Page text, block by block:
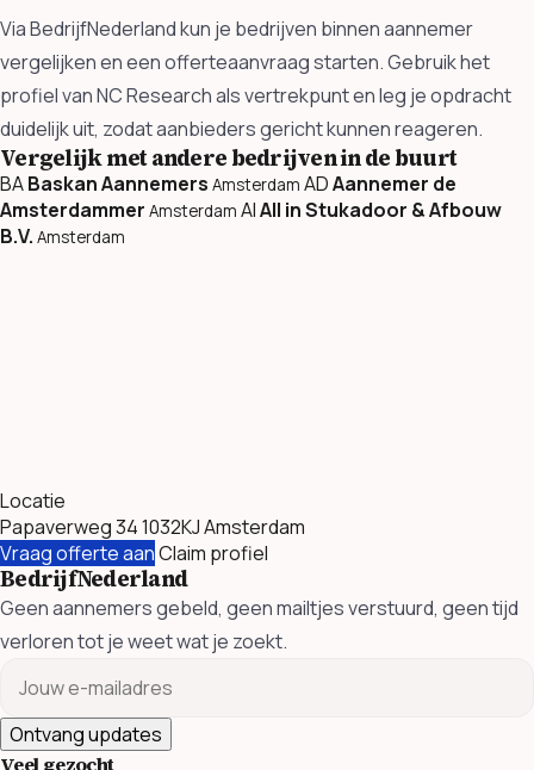
Via BedrijfNederland kun je bedrijven binnen aannemer
vergelijken en een offerteaanvraag starten. Gebruik het
profiel van NC Research als vertrekpunt en leg je opdracht
duidelijk uit, zodat aanbieders gericht kunnen reageren.
Vergelijk met andere bedrijven in de buurt
BABaskan Aannemers Amsterdam ADAannemer de
Amsterdammer Amsterdam AIAll in Stukadoor & Afbouw
B.V. Amsterdam
Locatie
Papaverweg 34 1032KJ Amsterdam
Vraag offerte aanClaim profiel
BedrijfNederland
Geen aannemers gebeld, geen mailtjes verstuurd, geen tijd
verloren tot je weet wat je zoekt.
Ontvang updates
Veel gezocht